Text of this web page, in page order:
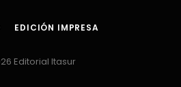
EDICIÓN IMPRESA
Editorial Itasur